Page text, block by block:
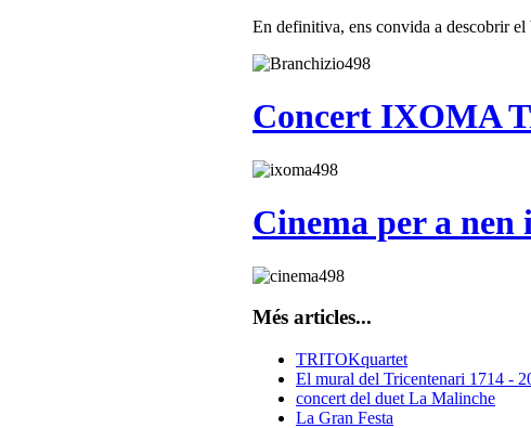
En definitiva, ens convida a descobrir el
Concert IXOMA
Cinema per a nen
Més articles...
TRITOKquartet
El mural del Tricentenari 1714 -
concert del duet La Malinche
La Gran Festa